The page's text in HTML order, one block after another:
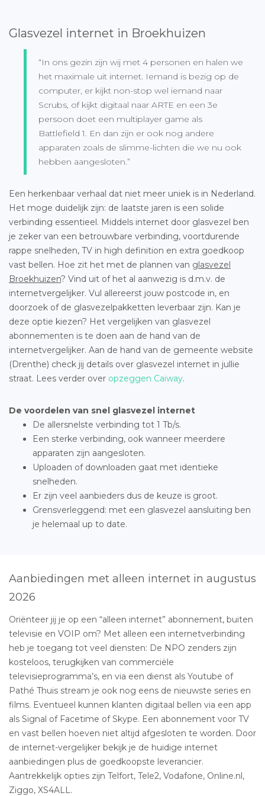
Glasvezel internet in Broekhuizen
“In ons gezin zijn wij met 4 personen en halen we
het maximale uit internet. Iemand is bezig op de
computer, er kijkt non-stop wel iemand naar
Scrubs, of kijkt digitaal naar ARTE en een 3e
persoon doet een multiplayer game als
Battlefield 1. En dan zijn er ook nog andere
apparaten zoals de slimme-lichten die we nu ook
hebben aangesloten.”
Een herkenbaar verhaal dat niet meer uniek is in Nederland.
Het moge duidelijk zijn: de laatste jaren is een solide
verbinding essentieel. Middels internet door glasvezel ben
je zeker van een betrouwbare verbinding, voortdurende
rappe snelheden, TV in high definition en extra goedkoop
vast bellen. Hoe zit het met de plannen van glasvezel
Broekhuizen? Vind uit of het al aanwezig is d.m.v. de
internetvergelijker. Vul allereerst jouw postcode in, en
doorzoek of de glasvezelpakketten leverbaar zijn. Kan je
deze optie kiezen? Het vergelijken van glasvezel
abonnementen is te doen aan de hand van de
internetvergelijker. Aan de hand van de gemeente website
(Drenthe) check jij details over glasvezel internet in jullie
straat. Lees verder over opzeggen Caiway.
De voordelen van snel glasvezel internet
De allersnelste verbinding tot 1 Tb/s.
Een sterke verbinding, ook wanneer meerdere
apparaten zijn aangesloten.
Uploaden of downloaden gaat met identieke
snelheden.
Er zijn veel aanbieders dus de keuze is groot.
Grensverleggend: met een glasvezel aansluiting ben
je helemaal up to date.
Aanbiedingen met alleen internet in augustus
2026
Oriënteer jij je op een “alleen internet” abonnement, buiten
televisie en VOIP om? Met alleen een internetverbinding
heb je toegang tot veel diensten: De NPO zenders zijn
kosteloos, terugkijken van commerciële
televisieprogramma’s, en via een dienst als Youtube of
Pathé Thuis stream je ook nog eens de nieuwste series en
films. Eventueel kunnen klanten digitaal bellen via een app
als Signal of Facetime of Skype. Een abonnement voor TV
en vast bellen hoeven niet altijd afgesloten te worden. Door
de internet-vergelijker bekijk je de huidige internet
aanbiedingen plus de goedkoopste leverancier.
Aantrekkelijk opties zijn Telfort, Tele2, Vodafone, Online.nl,
Ziggo, XS4ALL.